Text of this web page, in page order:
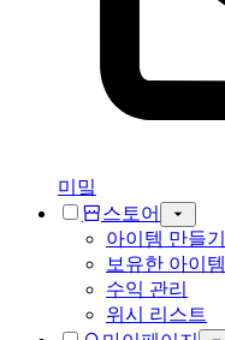
미밐
스토어
아이템 만들기
보유한 아이템
수익 관리
위시 리스트